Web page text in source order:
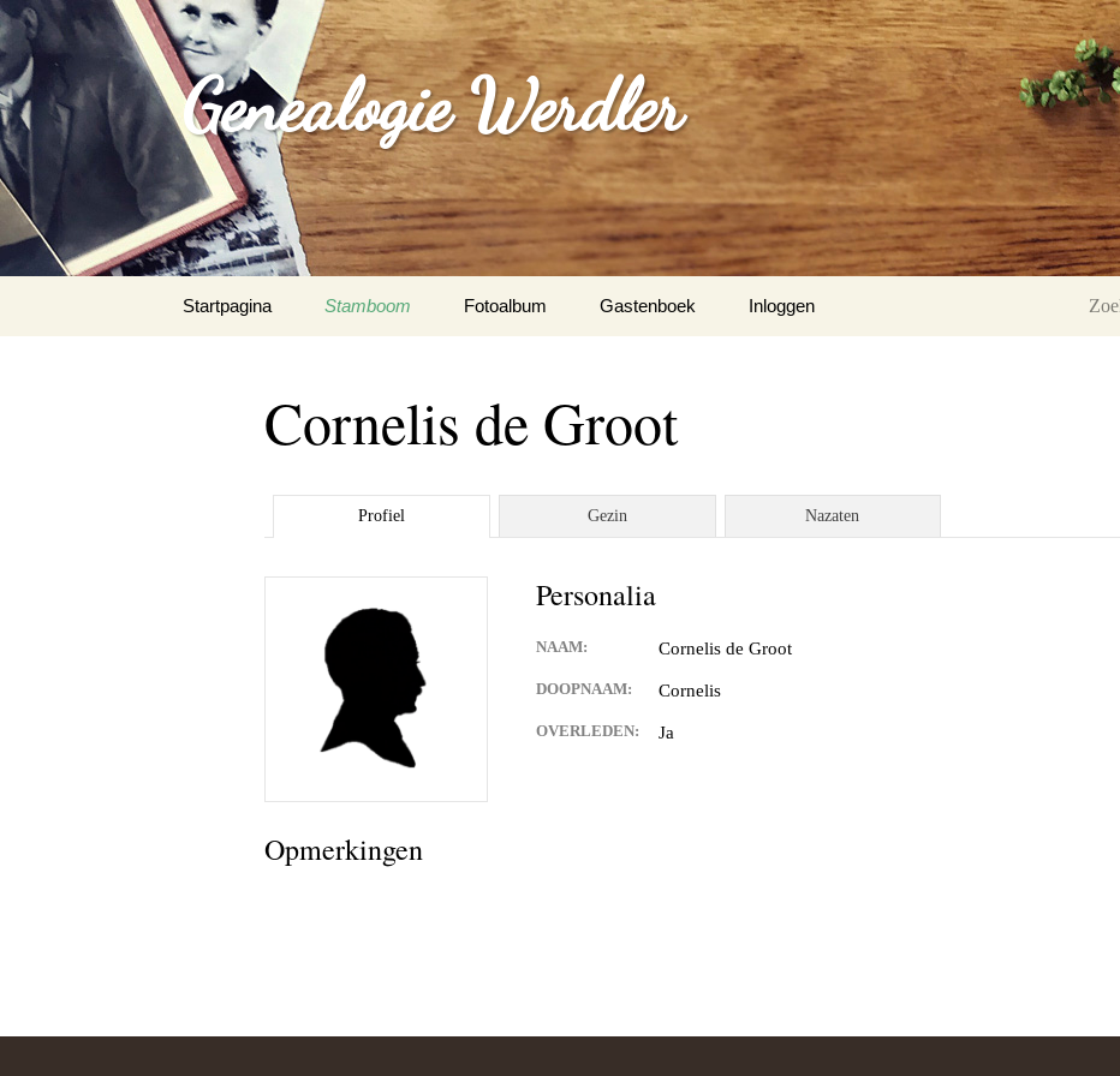
Genealogie Werdler
naar
Startpagina Stamboom Fotoalbum Gastenboek
Inloggen
Cornelis de Groot
Profiel Gezin Nazaten
Personalia
NAAM: Cornelis de Groot
DOOPNAAM: Cornelis
OVERLEDEN: Ja
Opmerkingen